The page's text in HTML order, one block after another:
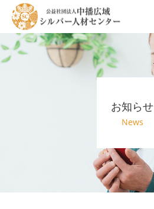
お知らせ
News
センターのご紹介
お仕事依頼の方へ